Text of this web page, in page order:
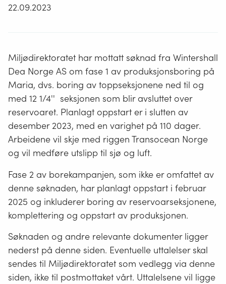
22.09.2023
Miljødirektoratet har mottatt søknad fra Wintershall
Dea Norge AS om fase 1 av produksjonsboring på
Maria, dvs. boring av toppseksjonene ned til og
med 12 1/4'' seksjonen som blir avsluttet over
reservoaret. Planlagt oppstart er i slutten av
desember 2023, med en varighet på 110 dager.
Arbeidene vil skje med riggen Transocean Norge
og vil medføre utslipp til sjø og luft.
Fase 2 av borekampanjen, som ikke er omfattet av
denne søknaden, har planlagt oppstart i februar
2025 og inkluderer boring av reservoarseksjonene,
komplettering og oppstart av produksjonen.
Søknaden og andre relevante dokumenter ligger
nederst på denne siden. Eventuelle uttalelser skal
sendes til Miljødirektoratet som vedlegg via denne
siden, ikke til postmottaket vårt. Uttalelsene vil ligge